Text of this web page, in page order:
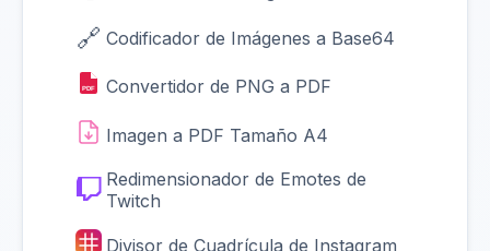
🔗 Codificador de Imágenes a Base64
PDF Convertidor de PNG a PDF
Imagen a PDF Tamaño A4
Redimensionador de Emotes de
Twitch
Divisor de Cuadrícula de Instagram